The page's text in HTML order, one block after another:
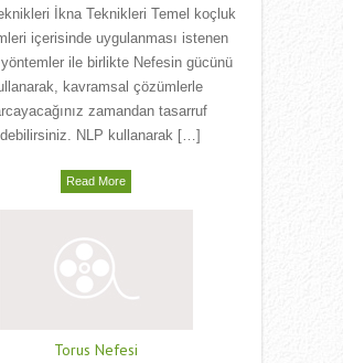
İkna Teknikleri Temel koçluk
içerisinde uygulanması istenen
ile birlikte Nefesin gücünü
kavramsal çözümlerle
zamandan tasarruf
NLP kullanarak […]
Read More
Torus Nefesi